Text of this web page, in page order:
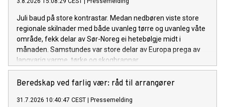
Juli baud på store kontrastar. Medan nedbøren viste store
regionale skilnader med både uvanleg tørre og uvanleg våte
område, fekk delar av Sør-Noreg ei hetebølgje midt i
månaden. Samstundes var store delar av Europa prega av
langvarig varme, tørke og skogbrannar.
Beredskap ved farlig vær: råd til arrangører
31.7.2026 10:40:47 CEST Pressemelding